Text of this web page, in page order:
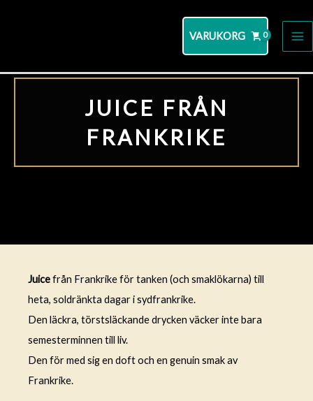
VARUKORG
JUICE FRÅN
FRANKRIKE
Juicefrån Frankrike för tanken (och smaklökarna) till
heta, soldränkta dagar i sydfrankrike.
Den läckra, törstsläckande drycken väcker inte bara
semesterminnen till liv.
Den för med sig en doft och en genuin smak av
Frankrike.